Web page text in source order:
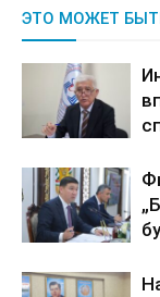
ЭТО МОЖЕТ